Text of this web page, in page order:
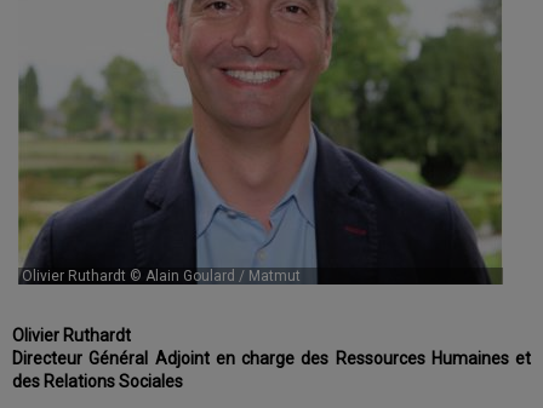
Olivier Ruthardt © Alain Goulard / Matmut
Olivier Ruthardt
Directeur Général Adjoint en charge des Ressources Humaines et
des Relations Sociales